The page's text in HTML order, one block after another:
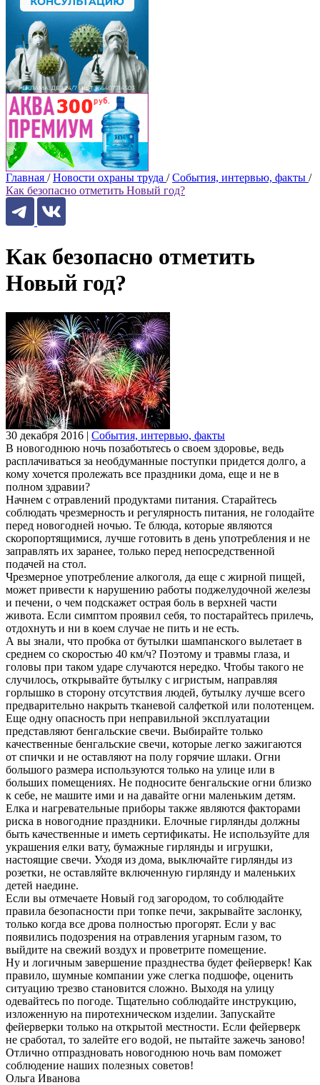
Главная / Новости охраны труда / События, интервью, факты /
Как безопасно отметить Новый год?
Как безопасно отметить
Новый год?
30 декабря 2016 | События, интервью, факты
В новогоднюю ночь позаботьтесь о своем здоровье, ведь
расплачиваться за необдуманные поступки придется долго, а
кому хочется пролежать все праздники дома, еще и не в
полном здравии?
Начнем с отравлений продуктами питания. Старайтесь
соблюдать чрезмерность и регулярность питания, не голодайте
перед новогодней ночью. Те блюда, которые являются
скоропортящимися, лучше готовить в день употребления и не
заправлять их заранее, только перед непосредственной
подачей на стол.
Чрезмерное употребление алкоголя, да еще с жирной пищей,
может привести к нарушению работы поджелудочной железы
и печени, о чем подскажет острая боль в верхней части
живота. Если симптом проявил себя, то постарайтесь прилечь,
отдохнуть и ни в коем случае не пить и не есть.
А вы знали, что пробка от бутылки шампанского вылетает в
среднем со скоростью 40 км/ч? Поэтому и травмы глаза, и
головы при таком ударе случаются нередко. Чтобы такого не
случилось, открывайте бутылку с игристым, направляя
горлышко в сторону отсутствия людей, бутылку лучше всего
предварительно накрыть тканевой салфеткой или полотенцем.
Еще одну опасность при неправильной эксплуатации
представляют бенгальские свечи. Выбирайте только
качественные бенгальские свечи, которые легко зажигаются
от спички и не оставляют на полу горячие шлаки. Огни
большого размера используются только на улице или в
больших помещениях. Не подносите бенгальские огни близко
к себе, не машите ими и на давайте огни маленьким детям.
Елка и нагревательные приборы также являются факторами
риска в новогодние праздники. Елочные гирлянды должны
быть качественные и иметь сертификаты. Не используйте для
украшения елки вату, бумажные гирлянды и игрушки,
настоящие свечи. Уходя из дома, выключайте гирлянды из
розетки, не оставляйте включенную гирлянду и маленьких
детей наедине.
Если вы отмечаете Новый год загородом, то соблюдайте
правила безопасности при топке печи, закрывайте заслонку,
только когда все дрова полностью прогорят. Если у вас
появились подозрения на отравления угарным газом, то
выйдите на свежий воздух и проветрите помещение.
Ну и логичным завершение празднества будет фейерверк! Как
правило, шумные компании уже слегка подшофе, оценить
ситуацию трезво становится сложно. Выходя на улицу
одевайтесь по погоде. Тщательно соблюдайте инструкцию,
изложенную на пиротехническом изделии. Запускайте
фейерверки только на открытой местности. Если фейерверк
не сработал, то залейте его водой, не пытайте зажечь заново!
Отлично отпраздновать новогоднюю ночь вам поможет
соблюдение наших полезных советов!
Ольга Иванова